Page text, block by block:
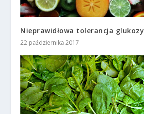
Nieprawidłowa tolerancja glukozy
22 października 2017